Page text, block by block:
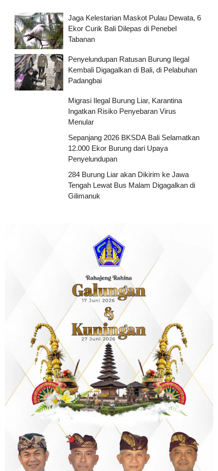
Jaga Kelestarian Maskot Pulau Dewata, 6
Ekor Curik Bali Dilepas di Penebel
Tabanan
Penyelundupan Ratusan Burung Ilegal
Kembali Digagalkan di Bali, di Pelabuhan
Padangbai
Migrasi Ilegal Burung Liar, Karantina
Ingatkan Risiko Penyebaran Virus
Menular
Sepanjang 2026 BKSDA Bali Selamatkan
12.000 Ekor Burung dari Upaya
Penyelundupan
284 Burung Liar akan Dikirim ke Jawa
Tengah Lewat Bus Malam Digagalkan di
Gilimanuk